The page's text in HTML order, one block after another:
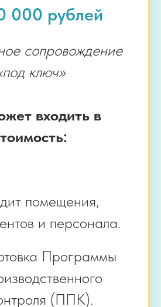
000 рублей
сопровождение
ключ»
входить в
помещения,
и персонала.
Программы
(ППК).